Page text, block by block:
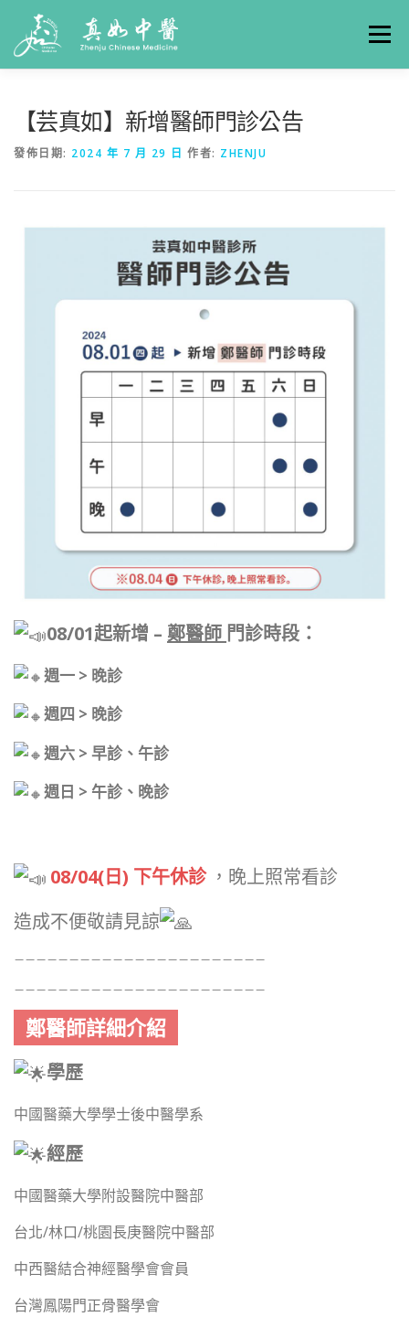
選單
【芸真如】新增醫師門診公告
發佈日期: 2024 年 7 月 29 日 作者: ZHENJU
08/01起新增 – 鄭醫師 門診時段：
週一 > 晚診
週四 > 晚診
週六 > 早診、午診
週日 > 午診、晚診
08/04(日) 下午休診 ，晚上照常看診
造成不便敬請見諒
－－－－－－－－－－－－－－－－－－－－－－－
－－－－－－－－－－－－－－－－－－－－－－－
鄭醫師詳細介紹
學歷
中國醫藥大學學士後中醫學系
經歷
中國醫藥大學附設醫院中醫部
台北/林口/桃園長庚醫院中醫部
中西醫結合神經醫學會會員
台灣鳳陽門正骨醫學會